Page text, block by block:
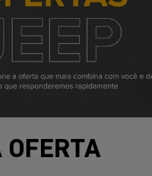
OFERTA